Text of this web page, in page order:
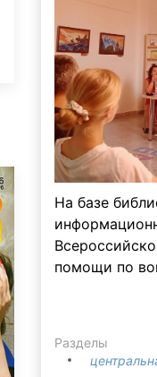
На базе
помощи по
Разделы